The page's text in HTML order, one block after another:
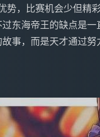
东海帝王的缺点是